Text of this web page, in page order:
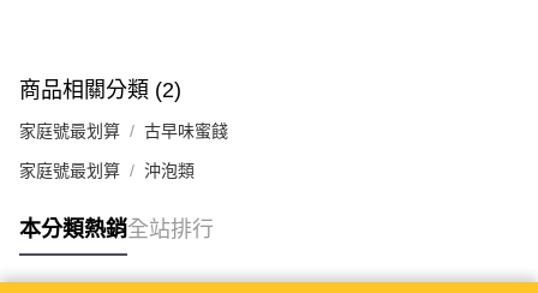
商品相關分類 (2)
家庭號最划算 古早味蜜餞
家庭號最划算 沖泡類
本分類熱銷全站排行